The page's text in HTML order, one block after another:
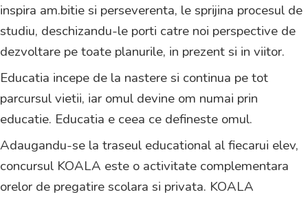
inspira am.bitie si perseverenta, le sprijina procesul de
studiu, deschizandu-le porti catre noi perspective de
dezvoltare pe toate planurile, in prezent si in viitor.
Educatia incepe de la nastere si continua pe tot
parcursul vietii, iar omul devine om numai prin
educatie. Educatia e ceea ce defineste omul.
Adaugandu-se la traseul educational al fiecarui elev,
concursul KOALA este o activitate complementara
orelor de pregatire scolara si privata. KOALA